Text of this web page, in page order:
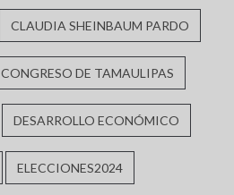
CLAUDIA SHEINBAUM PARDO
CONGRESO DE TAMAULIPAS
DESARROLLO ECONÓMICO
ELECCIONES2024